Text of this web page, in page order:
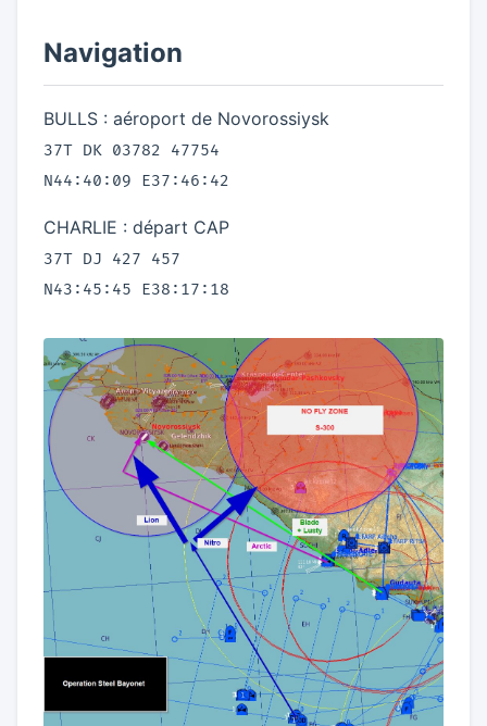
Navigation
BULLS : aéroport de Novorossiysk
37T DK 03782 47754
N44:40:09 E37:46:42
CHARLIE : départ CAP
37T DJ 427 457
N43:45:45 E38:17:18